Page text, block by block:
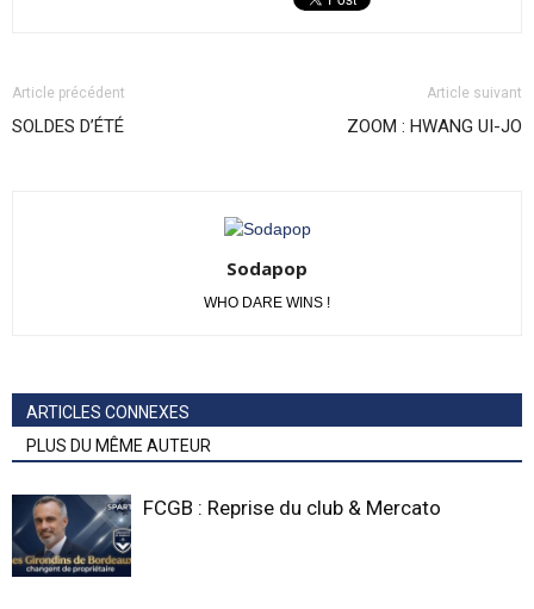
Article précédent
SOLDES D’ÉTÉ
Article suivant
ZOOM : HWANG UI-JO
Sodapop
WHO DARE WINS !
ARTICLES CONNEXES
PLUS DU MÊME AUTEUR
FCGB : Reprise du club & Mercato